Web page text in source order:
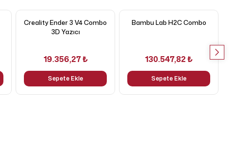
Creality Ender 3 V4 Combo
3D Yazıcı
19.356,27 ₺
Sepete Ekle
Bambu Lab H2C Combo
130.547,82 ₺
Sepete Ekle